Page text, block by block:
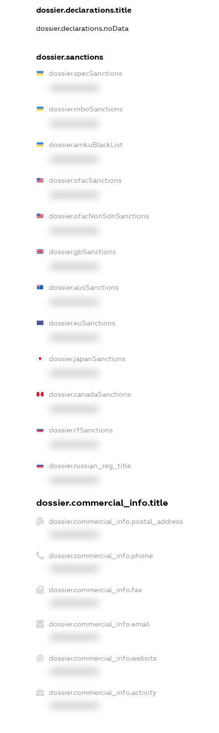
dossier.declarations.title
dossier.declarations.noData
dossier.sanctions
dossier.specSanctions
dossier.rnboSanctions
dossier.amkuBlackList
dossier.ofacSanctions
dossier.ofacNonSdnSanctions
dossier.gbSanctions
dossier.ausSanctions
dossier.euSanctions
dossier.japanSanctions
dossier.canadaSanctions
dossier.rfSanctions
dossier.russian_reg_title
dossier.commercial_info.title
dossier.commercial_info.postal_address
dossier.commercial_info.phone
dossier.commercial_info.fax
dossier.commercial_info.email
dossier.commercial_info.website
dossier.commercial_info.activity